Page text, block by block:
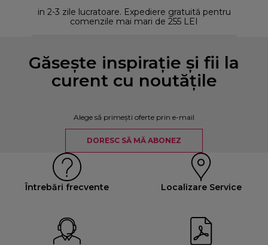
in 2-3 zile lucratoare. Expediere gratuită pentru
comenzile mai mari de 255 LEI
Găsește inspirație și fii la
curent cu noutățile
Alege să primești oferte prin e-mail
DORESC SĂ MĂ ABONEZ
Întrebări frecvente Localizare Service